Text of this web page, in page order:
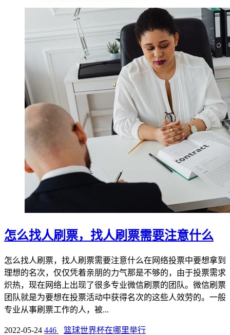
怎么找人刷票，找人刷票需要注意什么
怎么找人刷票，找人刷票需要注意什么在网络投票中要想拿到
理想的名次，仅仅凭着亲朋的力气那是不够的，由于投票需求
炽热，现在网络上出现了很多专业微信刷票的团队。微信刷票
团队就是为要想在投票活动中获得名次的这些人效劳的。一般
专业从事刷票工作的人，被...
2022-05-24 446 篮球世界杯在哪里举行